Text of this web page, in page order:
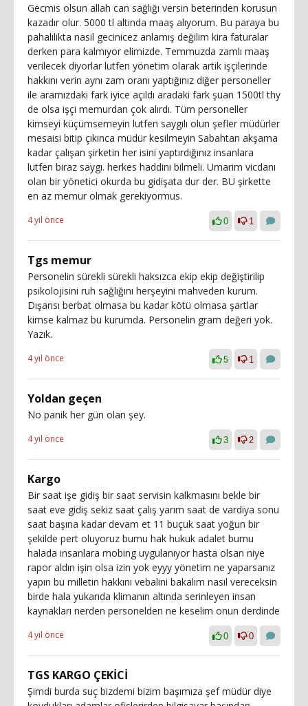
Gecmis olsun allah can sağlığı versin beterinden korusun
kazadır olur. 5000 tl altında maaş alıyorum. Bu paraya bu
pahalılikta nasil gecinicez anlamış değilim kira faturalar
derken para kalmıyor elimizde. Temmuzda zamlı maaş
verilecek diyorlar lutfen yönetim olarak artik işçilerinde
hakkını verin aynı zam oranı yaptığınız diğer personeller
ile aramızdaki fark iyice açıldı aradaki fark şuan 1500tl thy
de olsa işçi memurdan çok alırdı. Tüm personeller
kimseyi küçümsemeyin lutfen saygılı olun şefler müdürler
mesaisi bitip çıkınca müdür kesilmeyin Sabahtan akşama
kadar çalışan şirketin her isini yaptırdığınız insanlara
lutfen biraz saygı. herkes haddini bilmeli. Umarim vicdanı
olan bir yönetici okurda bu gidişata dur der. BU şirkette
en az memur olmak gerekiyormus.
4 yıl önce 0 1
Tgs memur
Personelin sürekli sürekli haksızca ekip ekip değiştirilip
psikolojisini ruh sağlığını herşeyini mahveden kurum.
Dışarısı berbat olmasa bu kadar kötü olmasa şartlar
kimse kalmaz bu kurumda. Personelin gram değeri yok.
Yazık.
4 yıl önce 5 1
Yoldan geçen
No panik her gün olan şey.
4 yıl önce 3 2
Kargo
Bir saat işe gidiş bir saat servisin kalkmasını bekle bir
saat eve gidiş sekiz saat çalış yarım saat de vardiya sonu
saat başına kadar devam et 11 buçuk saat yoğun bir
şekilde pert oluyoruz bumu hak hukuk adalet bumu
halada insanlara mobing uygulanıyor hasta olsan niye
rapor aldın işin olsa izin yok eyyy yönetim ne yaparsanız
yapın bu milletin hakkını vebalini bakalım nasıl vereceksin
birde hala yukarıda klimanın altında serinleyen insan
kaynakları nerden personelden ne keselim onun derdinde
4 yıl önce 0 0
TGS KARGO ÇEKİCİ
Şimdi burda suç bizdemi bizim başımıza şef müdür diye